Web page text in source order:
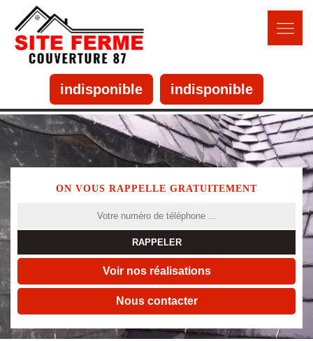
indisponible indisponible
ON VOUS RAPPELLE GRATUITEMENT
Voir nos réalisations
Nous contacter